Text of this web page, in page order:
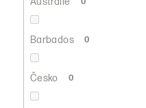
Barbados 0
Česko 0